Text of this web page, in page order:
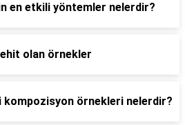
en etkili yöntemler nelerdir?
olan örnekler
kompozisyon örnekleri nelerdir?